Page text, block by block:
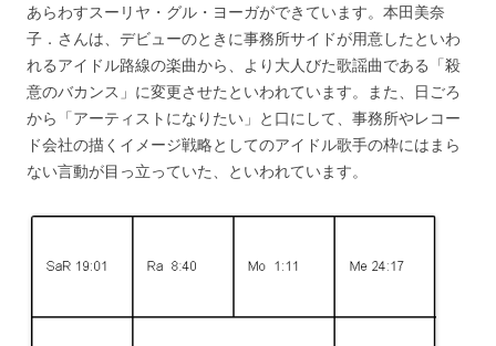
あらわすスーリヤ・グル・ヨーガができています。本田美奈
子．さんは、デビューのときに事務所サイドが用意したといわ
れるアイドル路線の楽曲から、より大人びた歌謡曲である「殺
意のバカンス」に変更させたといわれています。また、日ごろ
から「アーティストになりたい」と口にして、事務所やレコー
ド会社の描くイメージ戦略としてのアイドル歌手の枠にはまら
ない言動が目っ立っていた、といわれています。